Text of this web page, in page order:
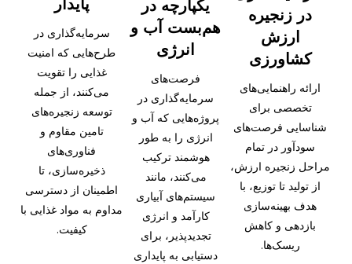
در زنجیره
ارزش
کشاورزی
ارائه راهنمایی‌های
تخصصی برای
شناسایی فرصت‌های
سودآور در تمام
مراحل زنجیره ارزش،
از تولید تا توزیع، با
هدف بهینه‌سازی
بازدهی و کاهش
ریسک‌ها.
یکپارچه در
هم‌بست آب و
انرژی
فرصت‌های
سرمایه‌گذاری در
پروژه‌هایی که آب و
انرژی را به طور
هوشمند ترکیب
می‌کنند، مانند
سیستم‌های آبیاری
کارآمد و انرژی
تجدیدپذیر، برای
دستیابی به پایداری
پایدار
سرمایه‌گذاری در
طرح‌هایی که امنیت
غذایی را تقویت
می‌کنند، از جمله
توسعه زنجیره‌های
تامین مقاوم و
فناوری‌های
ذخیره‌سازی، تا
اطمینان از دسترسی
مداوم به مواد غذایی با
کیفیت.